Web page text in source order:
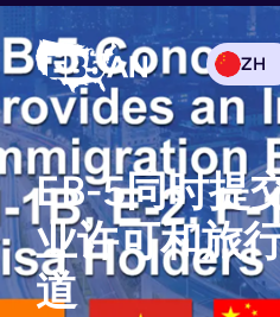
ZH
EB-5同时提
业许可和旅
道